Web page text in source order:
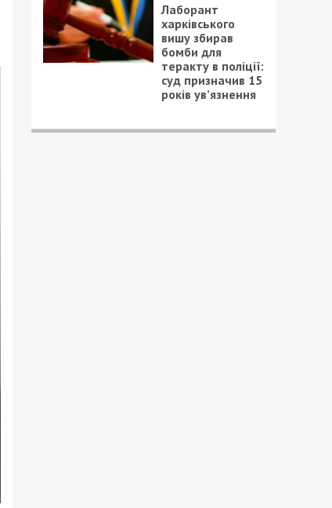
Лаборант
харківського
вишу збирав
бомби для
теракту в поліції:
суд призначив 15
років ув’язнення